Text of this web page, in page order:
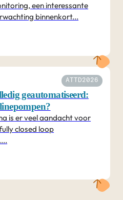
een interessante
binnenkort...
ATTD2026
geautomatiseerd:
is er veel aandacht voor
closed loop